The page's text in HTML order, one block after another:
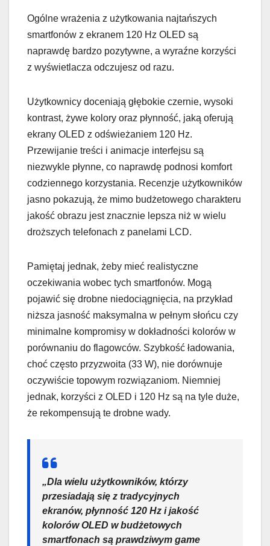
Ogólne wrażenia z użytkowania najtańszych
smartfonów z ekranem 120 Hz OLED są
naprawdę bardzo pozytywne, a wyraźne korzyści
z wyświetlacza odczujesz od razu.
Użytkownicy doceniają głębokie czernie, wysoki
kontrast, żywe kolory oraz płynność, jaką oferują
ekrany OLED z odświeżaniem 120 Hz.
Przewijanie treści i animacje interfejsu są
niezwykle płynne, co naprawdę podnosi komfort
codziennego korzystania. Recenzje użytkowników
jasno pokazują, że mimo budżetowego charakteru
jakość obrazu jest znacznie lepsza niż w wielu
droższych telefonach z panelami LCD.
Pamiętaj jednak, żeby mieć realistyczne
oczekiwania wobec tych smartfonów. Mogą
pojawić się drobne niedociągnięcia, na przykład
niższa jasność maksymalna w pełnym słońcu czy
minimalne kompromisy w dokładności kolorów w
porównaniu do flagowców. Szybkość ładowania,
choć często przyzwoita (33 W), nie dorównuje
oczywiście topowym rozwiązaniom. Niemniej
jednak, korzyści z OLED i 120 Hz są na tyle duże,
że rekompensują te drobne wady.
„Dla wielu użytkowników, którzy
przesiadają się z tradycyjnych
ekranów, płynność 120 Hz i jakość
kolorów OLED w budżetowych
smartfonach są prawdziwym game